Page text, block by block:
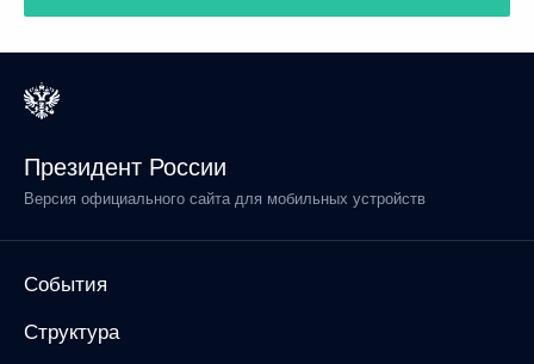
Президент России
Версия официального сайта для мобильных устройств
События
Структура